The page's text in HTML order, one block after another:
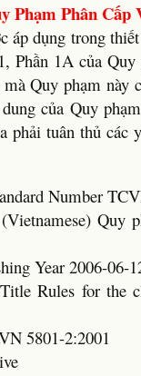
Phạm Phân
áp dụng trong
Phần 1A của
Quy phạm này
của Quy
phải tuân thủ
Number
Quy
Year 2006-
Rules for the
5801-2:2001